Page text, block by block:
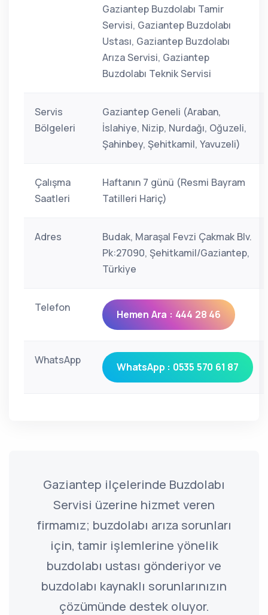
Gaziantep Buzdolabı Tamir
Servisi, Gaziantep Buzdolabı
Ustası, Gaziantep Buzdolabı
Arıza Servisi, Gaziantep
Buzdolabı Teknik Servisi
Servis
Bölgeleri
Gaziantep Geneli (Araban,
İslahiye, Nizip, Nurdağı, Oğuzeli,
Şahinbey, Şehitkamil, Yavuzeli)
Çalışma
Saatleri
Haftanın 7 günü (Resmi Bayram
Tatilleri Hariç)
Adres
Budak, Maraşal Fevzi Çakmak Blv.
Pk:27090, Şehitkamil/Gaziantep,
Türkiye
Telefon
Hemen Ara : 444 28 46
WhatsApp
WhatsApp : 0535 570 61 87
Gaziantep ilçelerinde Buzdolabı
Servisi üzerine hizmet veren
firmamız; buzdolabı arıza sorunları
için, tamir işlemlerine yönelik
buzdolabı ustası gönderiyor ve
buzdolabı kaynaklı sorunlarınızın
çözümünde destek oluyor.